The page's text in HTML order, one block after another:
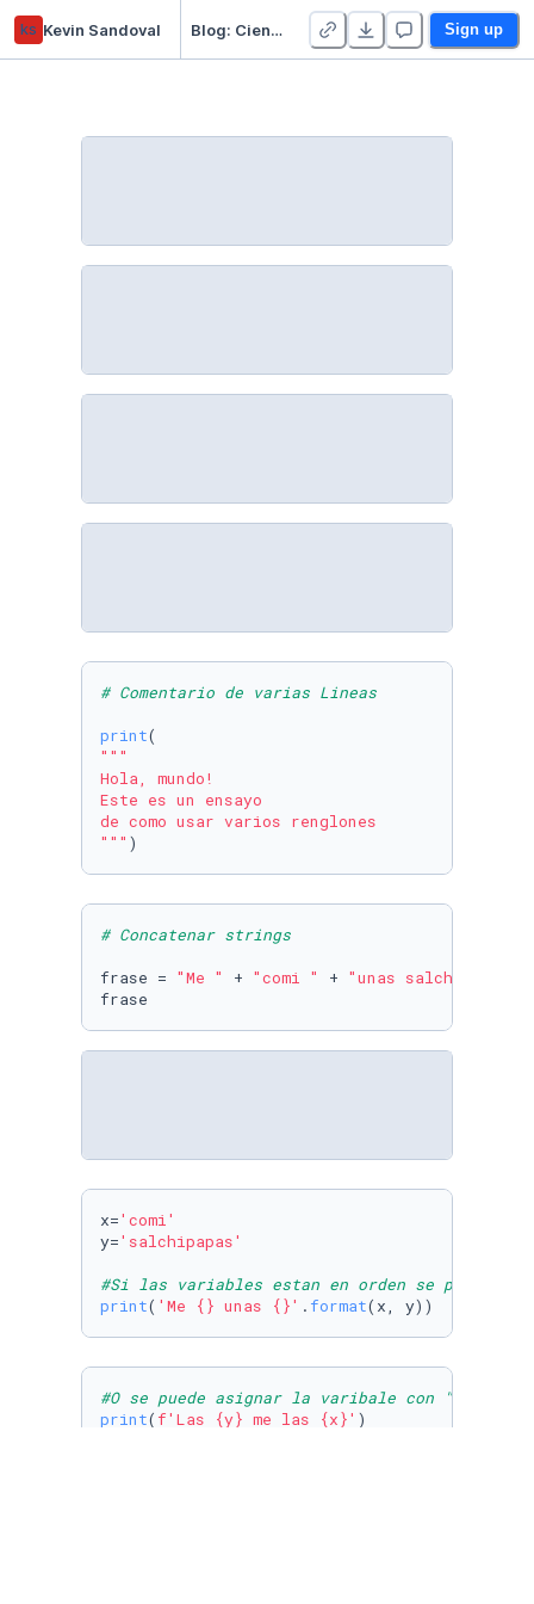
ks Kevin Sandoval Blog: Ciencia de Datos con Python Sign up
# Comentario de varias Lineas
print
"""
Hola, mundo!
Este es un ensayo
de como usar varios renglones
""" )
# Concatenar strings
frase = "Me " + "comi " + "unas salchipapa"
frase
x='comi'
y='salchipapas'
#Si las variables estan en orden se puede
print( 'Me {} unas {}' . format(x, y))
#O se puede asignar la varibale con "#f-
print( f'Las {y} me las {x}' )